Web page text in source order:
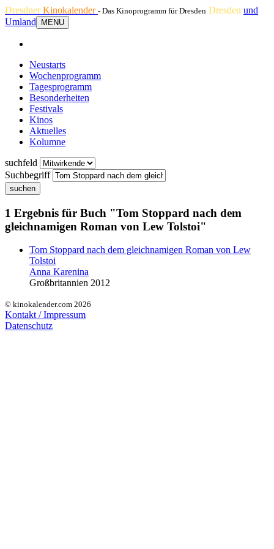
DresdnerKinokalender - Das Kinoprogramm für Dresden Dresden und
Umland
MENU
Neustarts
Wochenprogramm
Tagesprogramm
Besonderheiten
Festivals
Kinos
Aktuelles
Kolumne
suchfeld
Suchbegriff
suchen
1 Ergebnis für Buch "Tom Stoppard nach dem
gleichnamigen Roman von Lew Tolstoi"
Tom Stoppard nach dem gleichnamigen Roman von Lew
Tolstoi
Anna Karenina
Großbritannien 2012
© kinokalender.com 2026
Kontakt / Impressum
Datenschutz